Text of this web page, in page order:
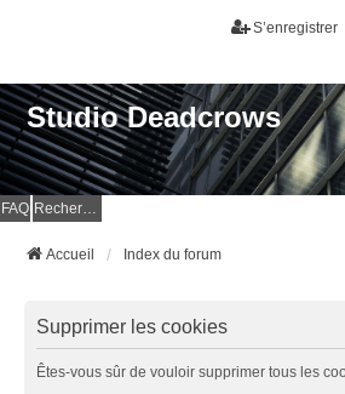
S’enregistrer
Studio Deadcrows
FAQ Rechercher
Accueil Index du forum
Supprimer les cookies
Êtes-vous sûr de vouloir supprimer tous les